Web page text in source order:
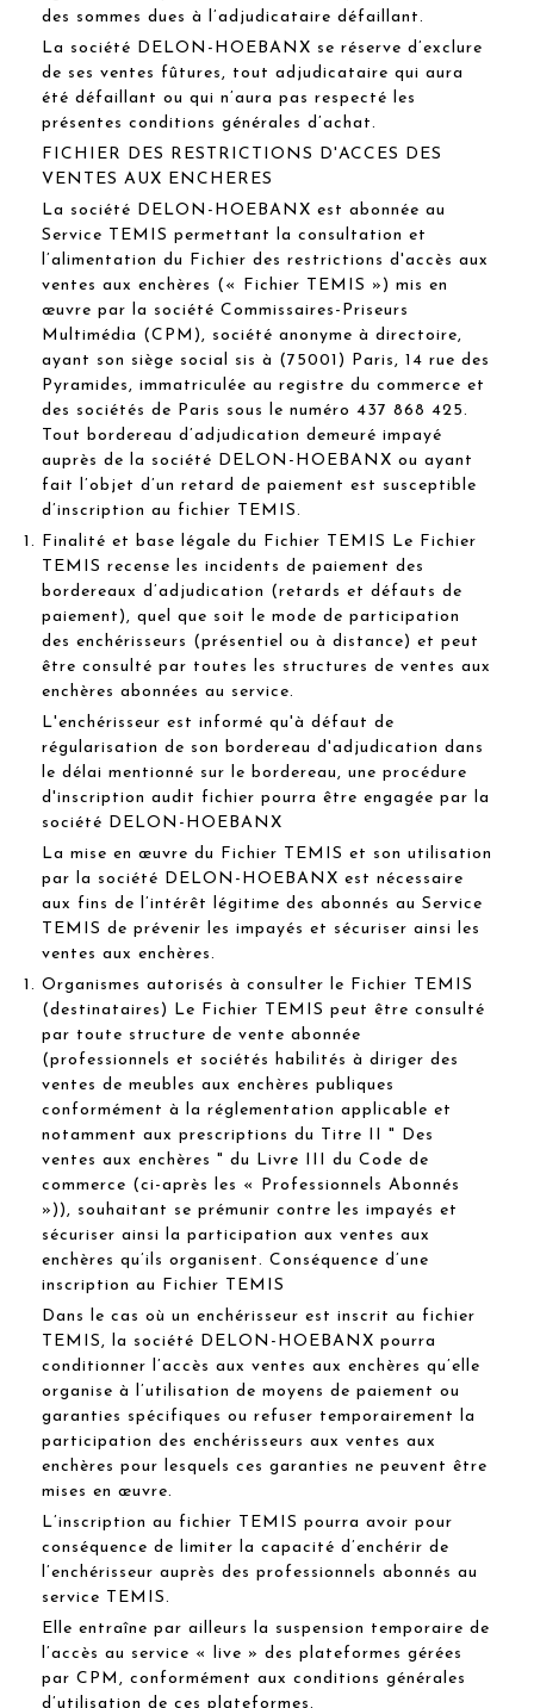
des sommes dues à l’adjudicataire défaillant.
La société DELON-HOEBANX se réserve d’exclure
de ses ventes fûtures, tout adjudicataire qui aura
été défaillant ou qui n’aura pas respecté les
présentes conditions générales d’achat.
FICHIER DES RESTRICTIONS D'ACCES DES
VENTES AUX ENCHERES
La société DELON-HOEBANX est abonnée au
Service TEMIS permettant la consultation et
l’alimentation du Fichier des restrictions d'accès aux
ventes aux enchères (« Fichier TEMIS ») mis en
œuvre par la société Commissaires-Priseurs
Multimédia (CPM), société anonyme à directoire,
ayant son siège social sis à (75001) Paris, 14 rue des
Pyramides, immatriculée au registre du commerce et
des sociétés de Paris sous le numéro 437 868 425.
Tout bordereau d’adjudication demeuré impayé
auprès de la société DELON-HOEBANX ou ayant
fait l’objet d’un retard de paiement est susceptible
d’inscription au fichier TEMIS.
Finalité et base légale du Fichier TEMIS Le Fichier
TEMIS recense les incidents de paiement des
bordereaux d’adjudication (retards et défauts de
paiement), quel que soit le mode de participation
des enchérisseurs (présentiel ou à distance) et peut
être consulté par toutes les structures de ventes aux
enchères abonnées au service.
L'enchérisseur est informé qu'à défaut de
régularisation de son bordereau d'adjudication dans
le délai mentionné sur le bordereau, une procédure
d'inscription audit fichier pourra être engagée par la
société DELON-HOEBANX
La mise en œuvre du Fichier TEMIS et son utilisation
par la société DELON-HOEBANX est nécessaire
aux fins de l’intérêt légitime des abonnés au Service
TEMIS de prévenir les impayés et sécuriser ainsi les
ventes aux enchères.
Organismes autorisés à consulter le Fichier TEMIS
(destinataires) Le Fichier TEMIS peut être consulté
par toute structure de vente abonnée
(professionnels et sociétés habilités à diriger des
ventes de meubles aux enchères publiques
conformément à la réglementation applicable et
notamment aux prescriptions du Titre II " Des
ventes aux enchères " du Livre III du Code de
commerce (ci-après les « Professionnels Abonnés
»)), souhaitant se prémunir contre les impayés et
sécuriser ainsi la participation aux ventes aux
enchères qu’ils organisent. Conséquence d’une
inscription au Fichier TEMIS
Dans le cas où un enchérisseur est inscrit au fichier
TEMIS, la société DELON-HOEBANX pourra
conditionner l’accès aux ventes aux enchères qu’elle
organise à l’utilisation de moyens de paiement ou
garanties spécifiques ou refuser temporairement la
participation des enchérisseurs aux ventes aux
enchères pour lesquels ces garanties ne peuvent être
mises en œuvre.
L’inscription au fichier TEMIS pourra avoir pour
conséquence de limiter la capacité d’enchérir de
l’enchérisseur auprès des professionnels abonnés au
service TEMIS.
Elle entraîne par ailleurs la suspension temporaire de
l’accès au service « live » des plateformes gérées
par CPM, conformément aux conditions générales
d’utilisation de ces plateformes.